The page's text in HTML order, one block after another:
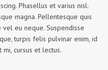
Phasellus et varius nisl.
magna. Pellentesque quis
eu neque. Suspendisse
turpis felis pulvinar enim, id
cursus et lectus.